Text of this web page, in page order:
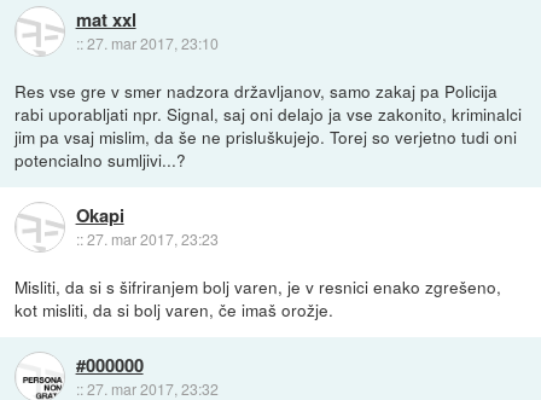
mat xxl
::27. mar 2017, 23:10
Res vse gre v smer nadzora državljanov, samo zakaj pa Policija
rabi uporabljati npr. Signal, saj oni delajo ja vse zakonito, kriminalci
jim pa vsaj mislim, da še ne prisluškujejo. Torej so verjetno tudi oni
potencialno sumljivi...?
Okapi
::27. mar 2017, 23:23
Misliti, da si s šifriranjem bolj varen, je v resnici enako zgrešeno,
kot misliti, da si bolj varen, če imaš orožje.
#000000
::27. mar 2017, 23:32